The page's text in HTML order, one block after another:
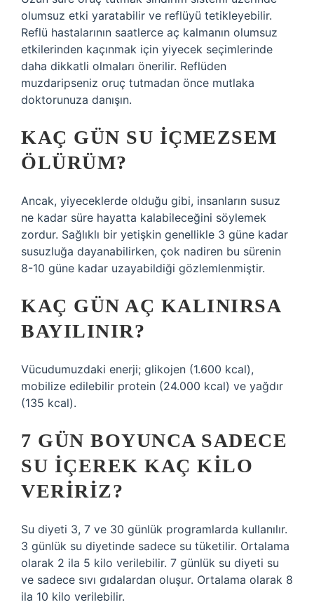
olumsuz etki yaratabilir ve reflüyü tetikleyebilir.
Reflü hastalarının saatlerce aç kalmanın olumsuz
etkilerinden kaçınmak için yiyecek seçimlerinde
daha dikkatli olmaları önerilir. Reflüden
muzdaripseniz oruç tutmadan önce mutlaka
doktorunuza danışın.
KAÇ GÜN SU IÇMEZSEM
ÖLÜRÜM?
Ancak, yiyeceklerde olduğu gibi, insanların susuz
ne kadar süre hayatta kalabileceğini söylemek
zordur. Sağlıklı bir yetişkin genellikle 3 güne kadar
susuzluğa dayanabilirken, çok nadiren bu sürenin
8-10 güne kadar uzayabildiği gözlemlenmiştir.
KAÇ GÜN AÇ KALINIRSA
BAYILINIR?
Vücudumuzdaki enerji; glikojen (1.600 kcal),
mobilize edilebilir protein (24.000 kcal) ve yağdır
(135 kcal).
7 GÜN BOYUNCA SADECE
SU IÇEREK KAÇ KILO
VERIRIZ?
Su diyeti 3, 7 ve 30 günlük programlarda kullanılır.
3 günlük su diyetinde sadece su tüketilir. Ortalama
olarak 2 ila 5 kilo verilebilir. 7 günlük su diyeti su
ve sadece sıvı gıdalardan oluşur. Ortalama olarak 8
ila 10 kilo verilebilir.